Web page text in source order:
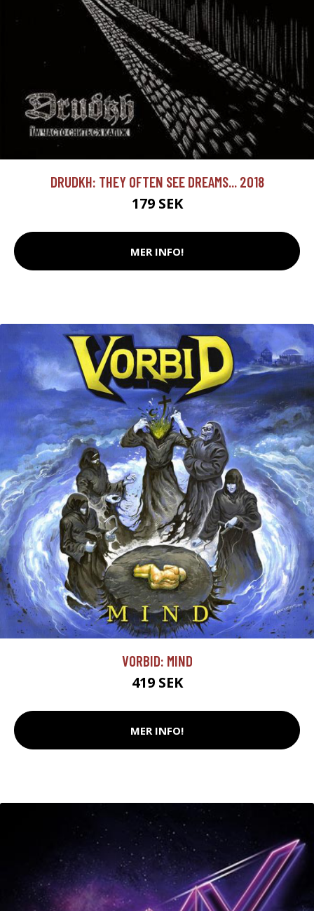
DRUDKH: THEY OFTEN SEE DREAMS... 2018
179 SEK
MER INFO!
VORBID: MIND
419 SEK
MER INFO!